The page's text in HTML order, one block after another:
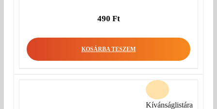
490 Ft
KOSÁRBA TESZEM
Kívánságlistára